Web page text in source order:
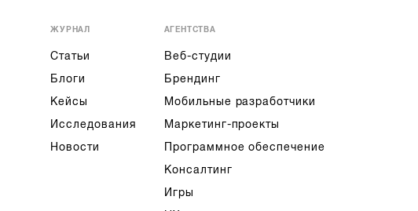
ЖУРНАЛ
Статьи
Блоги
Кейсы
Исследования
Новости
АГЕНТСТВА
Веб-студии
Брендинг
Мобильные разработчики
Маркетинг-проекты
Программное обеспечение
Консалтинг
Игры